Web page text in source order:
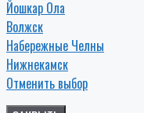
Йошкар Ола
Волжск
Набережные Челны
Нижнекамск
Отменить выбор